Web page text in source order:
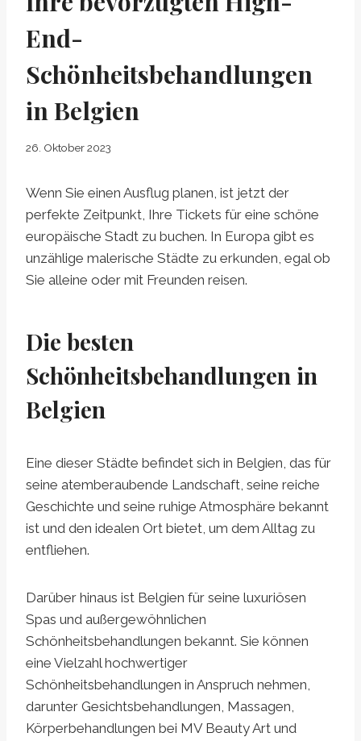
End-
Schönheitsbehandlungen
in Belgien
26. Oktober 2023
Wenn Sie einen Ausflug planen, ist jetzt der
perfekte Zeitpunkt, Ihre Tickets für eine schöne
europäische Stadt zu buchen. In Europa gibt es
unzählige malerische Städte zu erkunden, egal ob
Sie alleine oder mit Freunden reisen.
Die besten
Schönheitsbehandlungen in
Belgien
Eine dieser Städte befindet sich in Belgien, das für
seine atemberaubende Landschaft, seine reiche
Geschichte und seine ruhige Atmosphäre bekannt
ist und den idealen Ort bietet, um dem Alltag zu
entfliehen.
Darüber hinaus ist Belgien für seine luxuriösen
Spas und außergewöhnlichen
Schönheitsbehandlungen bekannt. Sie können
eine Vielzahl hochwertiger
Schönheitsbehandlungen in Anspruch nehmen,
darunter Gesichtsbehandlungen, Massagen,
Körperbehandlungen bei MV Beauty Art und